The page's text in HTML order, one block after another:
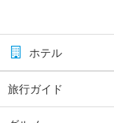
ホテル
旅行ガイド